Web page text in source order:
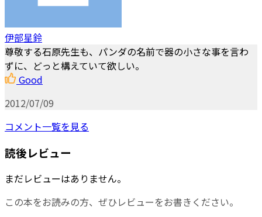
伊部星鈴
尊敬する石原先生も、パンダの名前で器の小さな事を言わ
ずに、どっと構えていて欲しい。
Good
2012/07/09
コメント一覧を見る
読後レビュー
まだレビューはありません。
この本をお読みの方、ぜひレビューをお書きください。